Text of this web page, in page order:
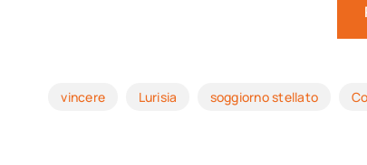
vincere Lurisia soggiorno stellato